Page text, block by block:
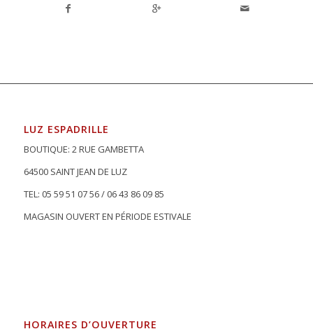
LUZ ESPADRILLE
BOUTIQUE: 2 RUE GAMBETTA
64500 SAINT JEAN DE LUZ
TEL: 05 59 51 07 56 / 06 43 86 09 85
MAGASIN OUVERT EN PÉRIODE ESTIVALE
HORAIRES D’OUVERTURE